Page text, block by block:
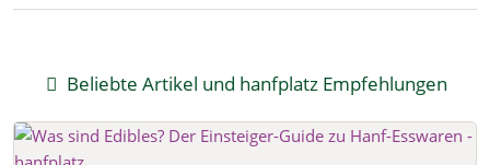
Beliebte Artikel und hanfplatz Empfehlungen